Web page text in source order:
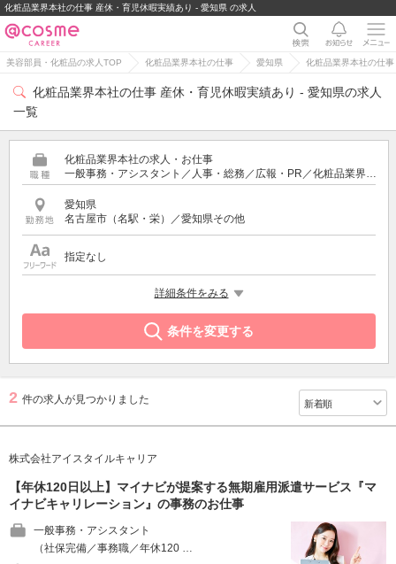
化粧品業界本社の仕事 産休・育児休暇実績あり - 愛知県 の求人
美容部員・化粧品の求人TOP 化粧品業界本社の仕事 愛知県 化粧品業界本社の仕
化粧品業界本社の仕事 産休・育児休暇実績あり - 愛知県の求人
一覧
化粧品業界本社の求人・お仕事
一般事務・アシスタント／人事・総務／広報・PR／化粧品業界の営業・スーパーバイザー／通販・ECサイト運営／商品企画・研究開発
愛知県
名古屋市（名駅・栄）／愛知県その他
指定なし
詳細条件をみる
条件を変更する
2 件の求人が見つかりました
株式会社アイスタイルキャリア
【年休120日以上】マイナビが提案する無期雇用派遣サービス『マ
イナビキャリレーション』の事務のお仕事
一般事務・アシスタント
（社保完備／事務職／年休120 …